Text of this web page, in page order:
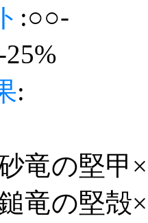
:○○-
25%
:
竜の堅甲
竜の堅殻